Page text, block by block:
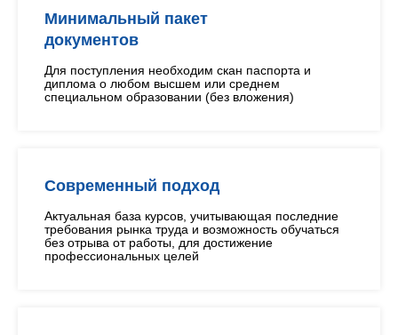
Минимальный пакет
документов
Для поступления необходим скан паспорта и
диплома о любом высшем или среднем
специальном образовании (без вложения)
Современный подход
Актуальная база курсов, учитывающая последние
требования рынка труда и возможность обучаться
без отрыва от работы, для достижение
профессиональных целей